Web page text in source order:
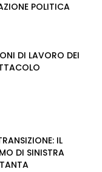
POLITICA
DI LAVORO DEI
IL
DI SINISTRA